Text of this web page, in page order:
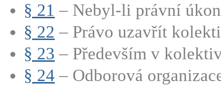
§ 21 – Nebyl-li právní
§ 22 – Právo uzavřít
§ 23 – Především v
§ 24 – Odborová